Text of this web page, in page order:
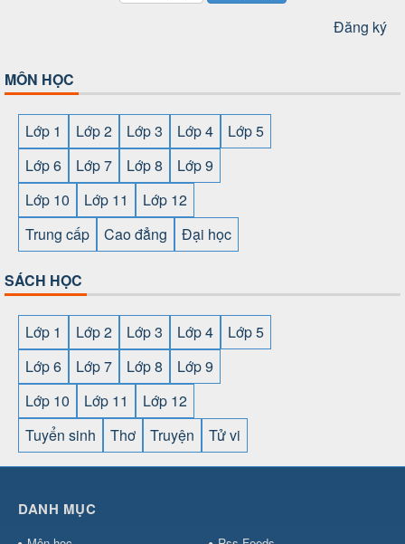
Đăng ký
MÔN HỌC
Lớp 1 Lớp 2 Lớp 3 Lớp 4
Lớp 5
Lớp 6
Lớp 7 Lớp 8
Lớp 9
Lớp 10
Lớp 11
Lớp 12
Trung cấp
Cao đẳng Đại học
SÁCH HỌC
Lớp 1 Lớp 2 Lớp 3 Lớp 4
Lớp 5
Lớp 6
Lớp 7 Lớp 8
Lớp 9
Lớp 10
Lớp 11
Lớp 12
Tuyển sinh
Thơ Truyện Tử vi
cái OPEN88⇔
⇔https://gameb52a.club/ https://taixiuonl.com/
DANH MỤC